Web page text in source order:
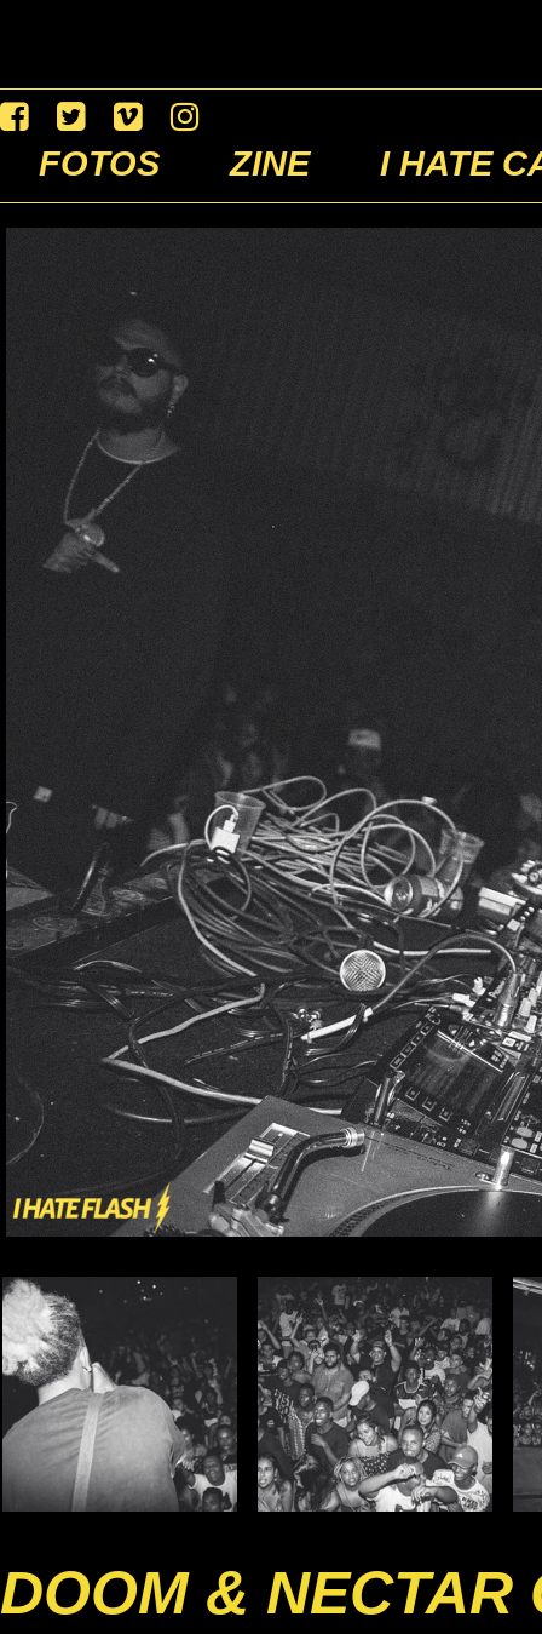
FOTOS ZINE I HATE
DOOM & NECTAR